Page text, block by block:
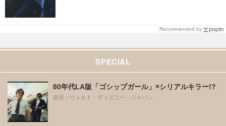
Recommended by
SPECIAL
80年代LA版「ゴシップガール」×シリアルキラー!?
提供：ウォルト・ディズニー・ジャパン